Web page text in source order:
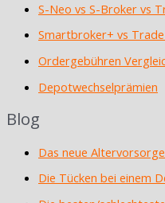
S-Neo vs S-Broker vs
Smartbroker+ vs
Ordergebühren
Depotwechselprämien
Blog
Das neue
Die Tücken bei einem